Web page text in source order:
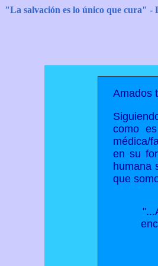
"La salvación es lo único que cura" -
Amados
como
médica/
en su
humana
que